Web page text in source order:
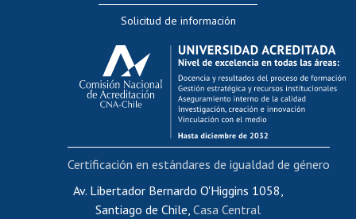
Evaluación docente
Calificación académica
Postulación al AUCAI
Funcionarias/os
Cursos internos de capacitación
Bienestar del personal
Portal de movilidad interna
Certificado de renta
Certificado de renta honorarios
Solicitud de información
Av. Libertador Bernardo O'Higgins 1058,
Santiago de Chile, Casa Central
Certificación en estándares de igualdad de género